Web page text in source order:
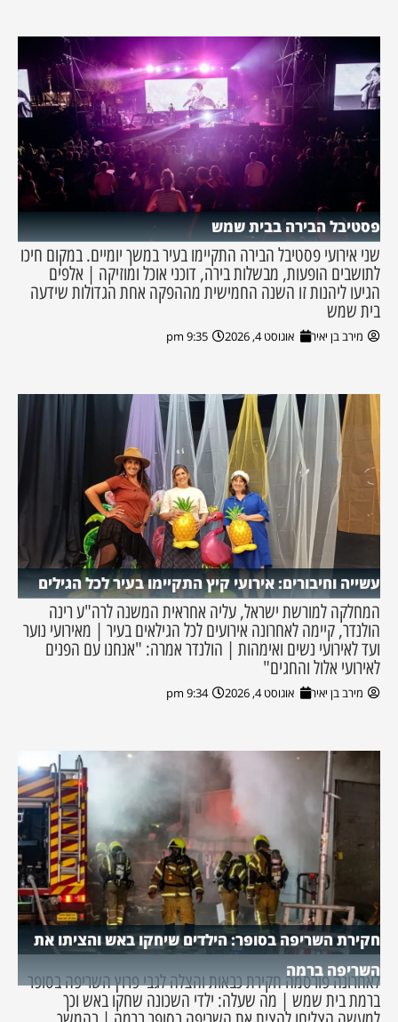
פסטיבל הבירה בבית שמש
שני אירועי פסטיבל הבירה התקיימו בעיר במשך יומיים. במקום חיכו
לתושבים הופעות, מבשלות בירה, דוכני אוכל ומוזיקה | אלפים
הגיעו ליהנות זו השנה החמישית מההפקה אחת הגדולות שידעה
בית שמש
מירב בן יאיר אוגוסט 4, 2026 9:35 pm
עשייה וחיבורים: אירועי קיץ התקיימו בעיר לכל הגילים
המחלקה למורשת ישראל, עליה אחראית המשנה לרה"ע רינה
הולנדר, קיימה לאחרונה אירועים לכל הגילאים בעיר | מאירועי נוער
ועד לאירועי נשים ואימהות | הולנדר אמרה: "אנחנו עם הפנים
לאירועי אלול והחגים"
מירב בן יאיר אוגוסט 4, 2026 9:34 pm
חקירת השריפה בסופר: הילדים שיחקו באש והציתו את
השריפה ברמה
לאחרונה פורסמה חקירת כבאות והצלה לגבי פרוץ השריפה בסופר
ברמת בית שמש | מה שעלה: ילדי השכונה שחקו באש וכך